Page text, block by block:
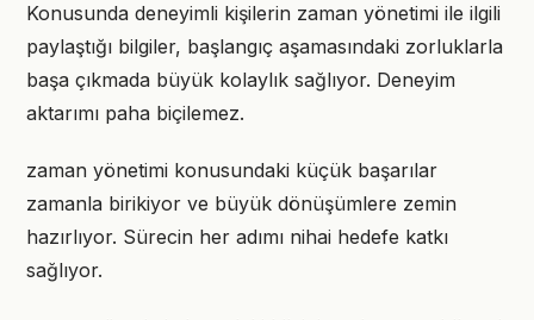
Konusunda deneyimli kişilerin zaman yönetimi ile ilgili
paylaştığı bilgiler, başlangıç aşamasındaki zorluklarla
başa çıkmada büyük kolaylık sağlıyor. Deneyim
aktarımı paha biçilemez.
zaman yönetimi konusundaki küçük başarılar
zamanla birikiyor ve büyük dönüşümlere zemin
hazırlıyor. Sürecin her adımı nihai hedefe katkı
sağlıyor.